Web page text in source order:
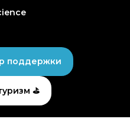
поддержки
⛳